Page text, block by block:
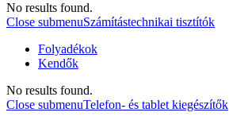
No results found.
Close submenuSzámítástechnikai tisztítók
Folyadékok
Kendők
No results found.
Close submenuTelefon- és tablet kiegészítők